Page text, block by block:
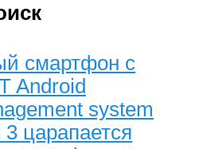
смартфон с
Android
system
царапается